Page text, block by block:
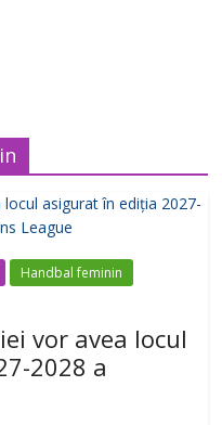
Handbal feminin
vor avea locul
2028 a